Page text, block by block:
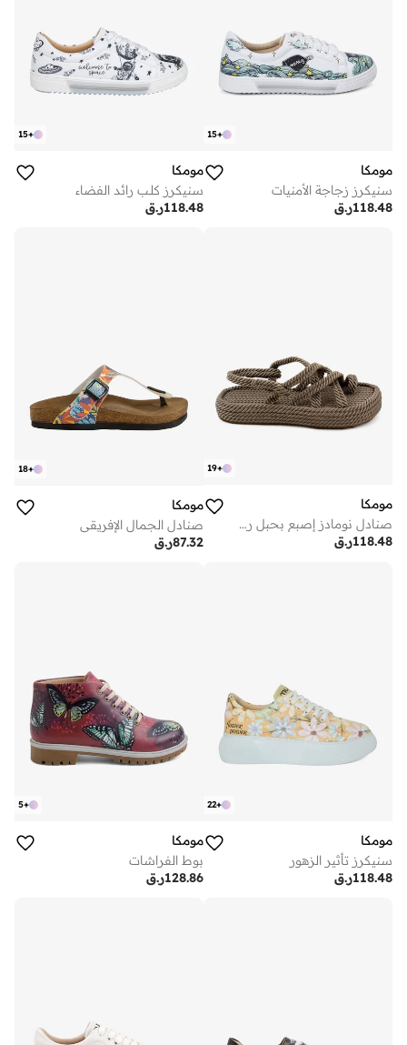
+
15
مومكا
سنيكرز زجاجة الأمنيات
ر.ق118.48
+
15
مومكا
سنيكرز كلـب رائد الفضاء
ر.ق118.48
+
19
مومكا
صنادل نومادز إصبع بحبل رملي
ر.ق118.48
+
18
مومكا
صنادل الجمال الإفريقي
ر.ق87.32
+
22
مومكا
سنيكرز تأثير الزهور
ر.ق118.48
+
5
مومكا
بوط الفراشات
ر.ق128.86